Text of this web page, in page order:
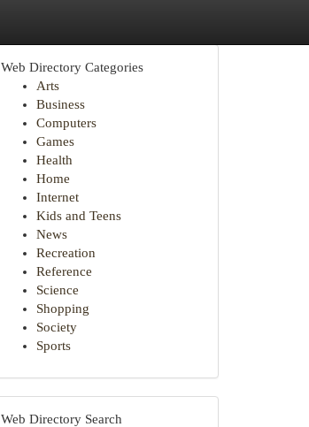
Web Directory Categories
Arts
Business
Computers
Games
Health
Home
Internet
Kids and Teens
News
Recreation
Reference
Science
Shopping
Society
Sports
Web Directory Search